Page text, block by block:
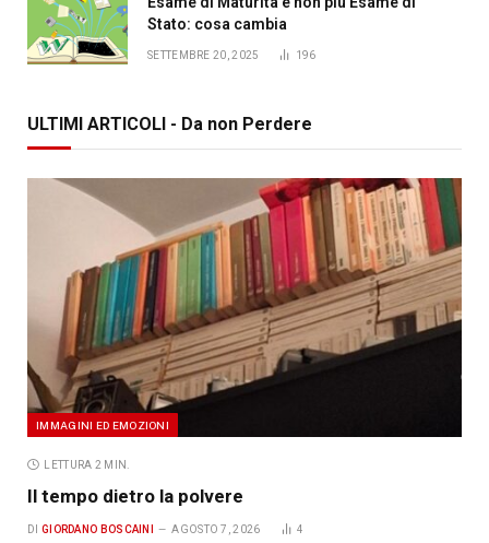
Stato: cosa cambia
SETTEMBRE 20, 2025 196
ULTIMI ARTICOLI - Da non Perdere
IMMAGINI ED EMOZIONI
LETTURA 2 MIN.
Il tempo dietro la polvere
DI GIORDANO BOSCAINI AGOSTO 7, 2026 4